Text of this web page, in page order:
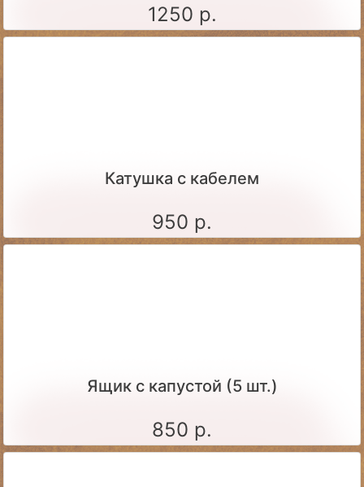
1250 р.
Катушка с кабелем
950 р.
Ящик c капустой (5 шт.)
850 р.